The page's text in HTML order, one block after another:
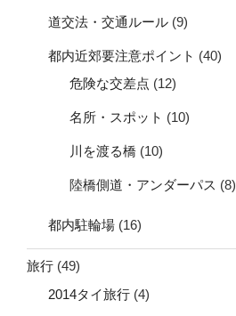
道交法・交通ルール (9)
都内近郊要注意ポイント (40)
危険な交差点 (12)
名所・スポット (10)
川を渡る橋 (10)
陸橋側道・アンダーパス (8)
都内駐輪場 (16)
旅行 (49)
2014タイ旅行 (4)